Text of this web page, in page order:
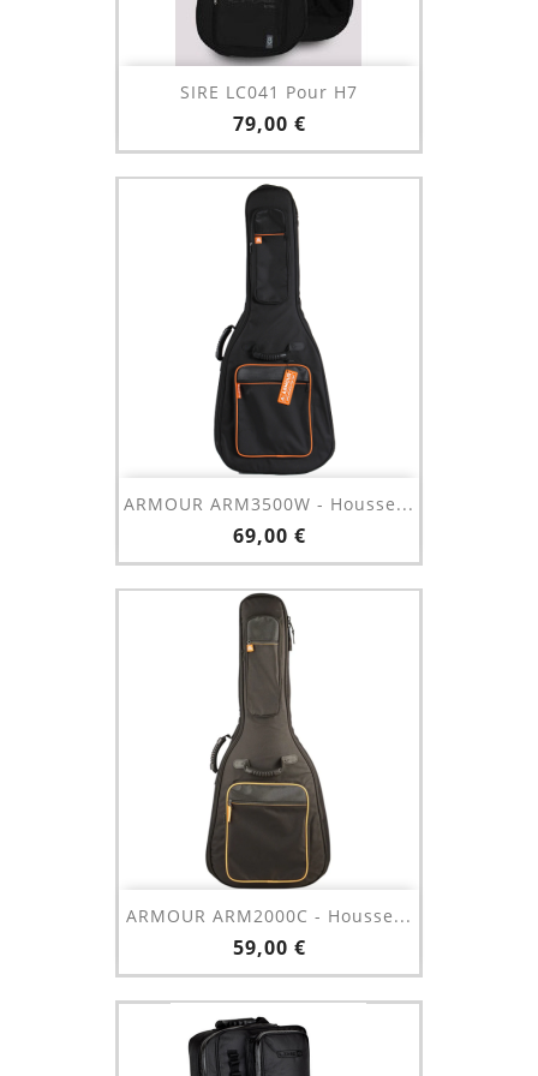
SIRE LC041 Pour H7
Prix
79,00 €
ARMOUR ARM3500W - Housse...
Prix
69,00 €
ARMOUR ARM2000C - Housse...
Prix
59,00 €